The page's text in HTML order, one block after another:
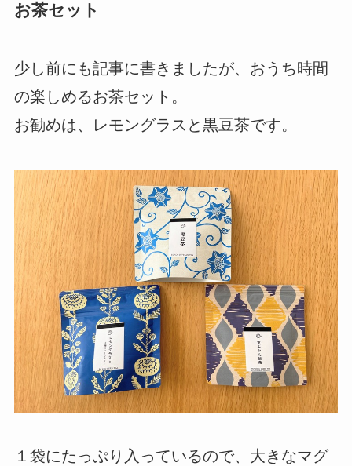
お茶セット
少し前にも記事に書きましたが、おうち時間
の楽しめるお茶セット。
お勧めは、レモングラスと黒豆茶です。
１袋にたっぷり入っているので、大きなマグ